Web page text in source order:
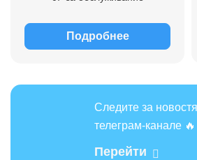
Подробнее
Следите за
телеграм-канале 🔥
Перейти